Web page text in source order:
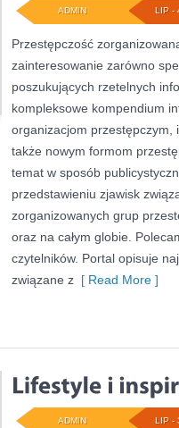
LIP -
ADMIN
Przestępczość
zainteresowanie zarówno
poszukujących rzetelnych
kompleksowe kompendium
organizacjom przestępczym,
także nowym formom
temat w sposób
przedstawieniu zjawisk
zorganizowanych grup
oraz na całym globie.
czytelników. Portal opisuje
związane z [ Read More ]
LIP -
ADMIN